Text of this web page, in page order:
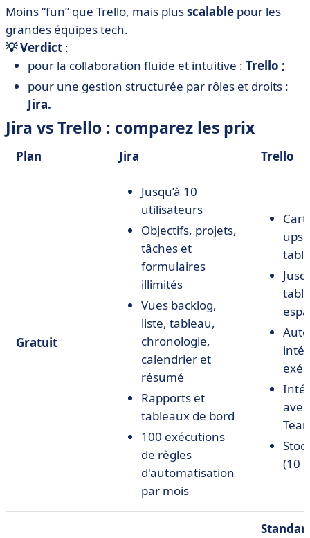
Moins “fun” que Trello, mais plusscalable pour les
grandes équipes tech.
💡 Verdict :
pour la collaboration fluide et intuitive : Trello ;
pour une gestion structurée par rôles et droits :
Jira.
Jira vs Trello : comparez les prix
Plan Jira Trello
Gratuit
Jusqu’à 10
utilisateurs
Objectifs, projets,
tâches et
formulaires
illimités
Vues backlog,
liste, tableau,
chronologie,
calendrier et
résumé
Rapports et
tableaux de bord
100 exécutions
de règles
d'automatisation
par mois
ups
(10